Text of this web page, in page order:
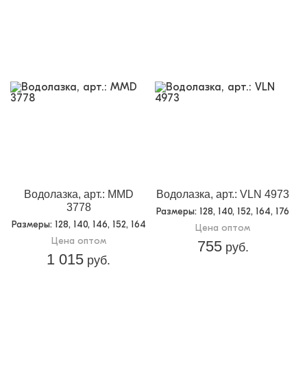
Водолазка, арт.: MMD
3778
Размеры: 128, 140, 146, 152, 164
Цена оптом
1 015 руб.
Водолазка, арт.: VLN 4973
Размеры: 128, 140, 152, 164, 176
Цена оптом
755руб.